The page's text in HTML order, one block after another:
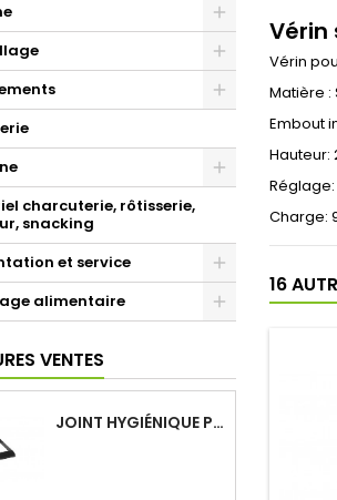
charcuterie, rôtisserie,
snacking
et service
alimentaire
VENTES
JOINT HYGIÉNIQUE POUR ANNEAU TUBE 40 X 40 MM NOIR
Vérin
Vérin
Matière :
Embout
Hauteur:
Charge:
16